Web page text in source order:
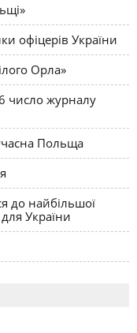
офіцерів України
Орла»
число журналу
Польща
до найбільшої
України